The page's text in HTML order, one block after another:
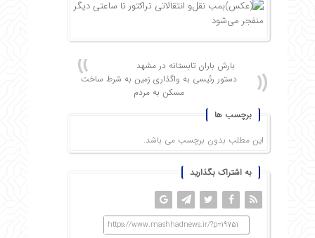
بارش باران تابستانه در مشهد
دستور رئیسی به واگذاری زمین به شرط ساخت
مسکن به مردم
برچسب ها
این مطلب بدون برچسب می باشد.
به اشتراک بگذارید
https://www.mashhadnews.ir/?p=19751